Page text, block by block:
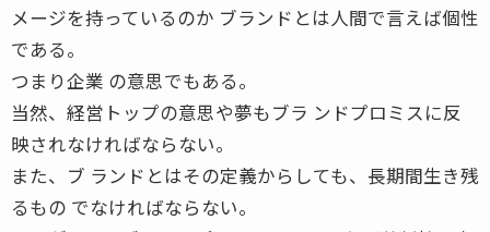
メージを持っているのか ブランドとは人間で言えば個性
である。
つまり企業 の意思でもある。
当然、経営トップの意思や夢もブラ ンドプロミスに反
映されなければならない。
また、ブ ランドとはその定義からしても、長期間生き残
るもの でなければならない。